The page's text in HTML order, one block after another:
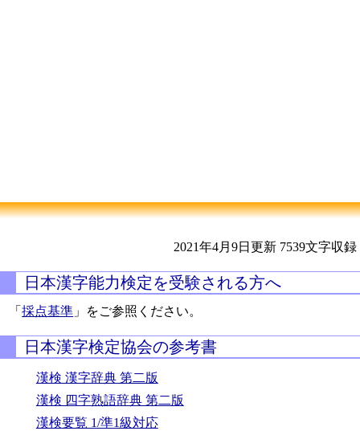
2021年4月9日更新 7539文字収録
日本漢字能力検定を受験される方へ
「採点基準 」をご参照ください。
日本漢字検定協会の参考書
漢検 漢字辞典 第二版
漢検 四字熟語辞典 第二版
漢検要覧 1/準1級対応